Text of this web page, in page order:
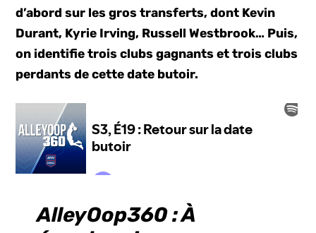
d’abord sur les gros transferts, dont Kevin
Durant, Kyrie Irving, Russell Westbrook… Puis,
on identifie trois clubs gagnants et trois clubs
perdants de cette date butoir.
AlleyOop360: À